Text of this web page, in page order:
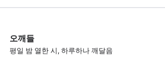
오깨들
평일 밤 열한 시, 하루하나 깨달음